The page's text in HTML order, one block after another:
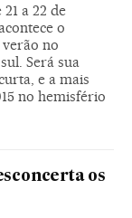
a 22 de
o
no
Será sua
e a mais
no hemisfério
os